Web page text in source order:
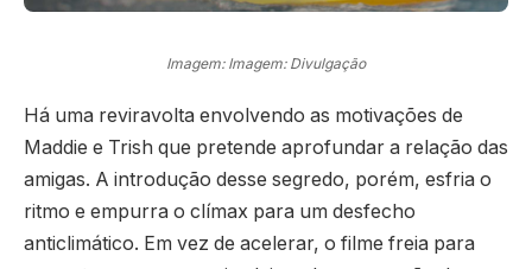
Imagem: Imagem: Divulgação
Há uma reviravolta envolvendo as motivações de
Maddie e Trish que pretende aprofundar a relação das
amigas. A introdução desse segredo, porém, esfria o
ritmo e empurra o clímax para um desfecho
anticlimático. Em vez de acelerar, o filme freia para